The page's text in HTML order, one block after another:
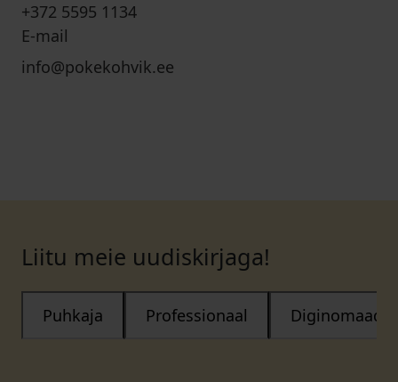
+372 5595 1134
E-mail
info@pokekohvik.ee
Liitu meie uudiskirjaga!
Puhkaja Professionaal Diginomaad